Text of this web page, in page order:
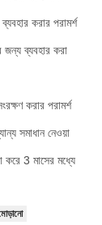
করার পরামর্শ
ব্যবহার করা
করার পরামর্শ
সমাধান নেওয়া
করে 3 মাসের মধ্যে